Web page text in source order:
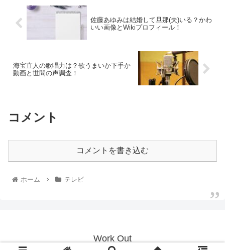
佐藤あゆみは結婚して旦那(夫)いる？かわ
いい画像とWikiプロフィール！
海宝直人の歌唱力は？歌うまいか下手か
動画と世間の声調査！
コメント
コメントを書き込む
ホーム テレビ
Work Out